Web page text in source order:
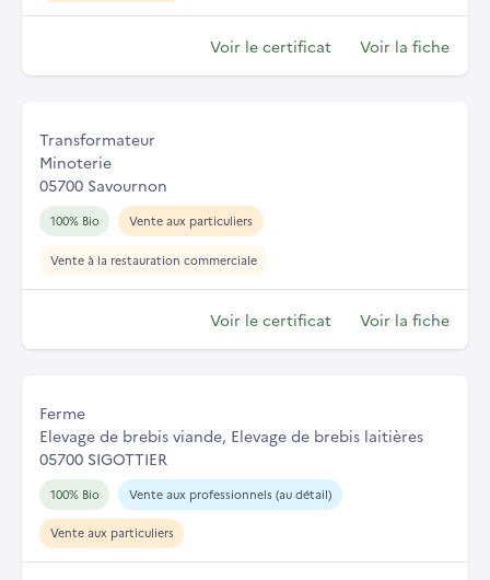
Voir le certificat Voir la fiche
Transformateur
Minoterie
05700 Savournon
100% Bio Vente aux particuliers
Vente à la restauration commerciale
Voir le certificat Voir la fiche
Ferme
Elevage de brebis viande, Elevage de brebis laitières
05700 SIGOTTIER
100% Bio Vente aux professionnels (au détail)
Vente aux particuliers